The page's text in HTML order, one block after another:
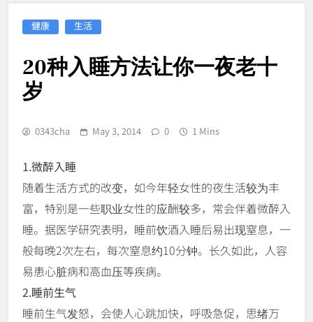
健康 生活
20种入睡方法让你一夜老十
岁
0343cha May 3, 2014 0 1 Mins
1.微醉入睡
随着生活方式的改变，如今年轻女性的夜生活较为丰
富，特别是一些职业女性的应酬较多，常会伴着微醉入
睡。据医学研究表明，睡前饮酒入睡后易出现窒息，一
般每晚2次左右，每次窒息约10分钟。长久如此，人容
易患心脏病和高血压等疾病。
2.睡前生气
睡前生气发怒，会使人心跳加快，呼吸急促，思绪万